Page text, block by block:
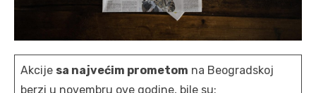
Akcije sa najvećim prometom na Beogradskoj
berzi u novembru ove godine, bile su: